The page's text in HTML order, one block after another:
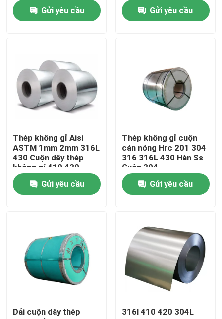
Về chúng tôi
Địa chỉ liên hệ
Ống tròn thép không gỉ
Tấm thép không gỉ
Ống vuông SS
Ống thép không gỉ liền mạch
Dải thép không gỉ
Gửi yêu cầu
Gửi yêu cầu
Thép không gỉ Aisi
ASTM 1mm 2mm 316L
430 Cuộn dây thép
không gỉ 410 430
Gửi yêu cầu
Thép không gỉ cuộn
cán nóng Hrc 201 304
316 316L 430 Hàn Ss
Cuộn 304
Gửi yêu cầu
Dải cuộn dây thép
316l 410 420 304L